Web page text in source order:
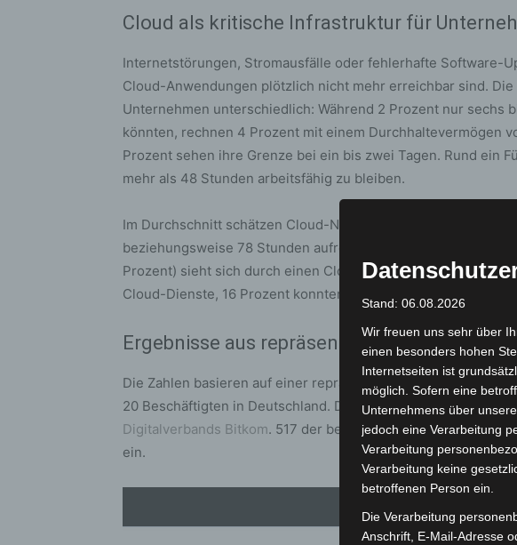
Cloud als kritische Infrastruktur für
Internetstörungen, Stromausfälle oder fehlerhafte Software-
Cloud-Anwendungen plötzlich nicht mehr erreichbar sind. Die
Unternehmen unterschiedlich: Während 2 Prozent nur sechs
könnten, rechnen 4 Prozent mit einem Durchhaltevermögen
Prozent sehen ihre Grenze bei ein bis zwei Tagen. Rund ein
mehr als 48 Stunden arbeitsfähig zu bleiben.
Im Durchschnitt schätzen Cloud-Nutzer, dass sie ihren Betrieb
beziehungsweise 78 Stunden aufrechterhalten könnten. Ein
Prozent) sieht sich durch einen Cloud-Ausfall nicht
Cloud-Dienste, 16 Prozent konnten oder wollten keine
Ergebnisse aus repräsentativer Befragung
Die Zahlen basieren auf einer repräsentativen Umfrage unter
20 Beschäftigten in Deutschland. Durchgeführt wurde die
Digitalverbands Bitkom. 517 der befragten Unternehmen,
ein.
Stand: 06.08.2026
Wir freuen uns sehr über
einen besonders hohen
Internetseiten ist
möglich. Sofern eine
Unternehmens über
jedoch eine Verarbeitung
Verarbeitung
Verarbeitung keine
betroffenen Person ein.
Die Verarbeitung
Anschrift, E-Mail-Adresse